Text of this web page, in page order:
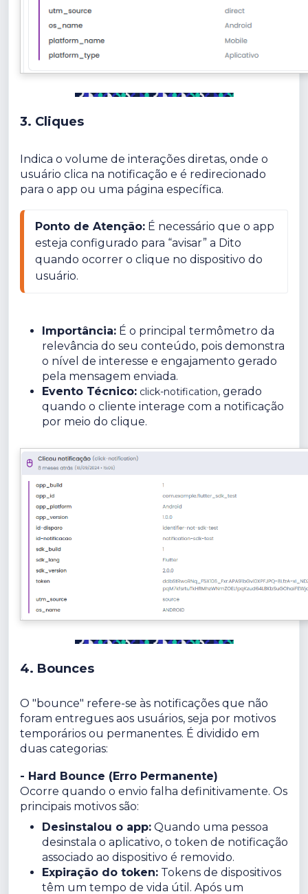
3. Cliques
Indica o volume de interações diretas, onde o
usuário clica na notificação e é redirecionado
para o app ou uma página específica.
Ponto de Atenção: É necessário que o app
esteja configurado para “avisar” a Dito
quando ocorrer o clique no dispositivo do
usuário.
Importância: É o principal termômetro da
relevância do seu conteúdo, pois demonstra
o nível de interesse e engajamento gerado
pela mensagem enviada.
Evento Técnico: click-notification, gerado
quando o cliente interage com a notificação
por meio do clique.
4. Bounces
O "bounce" refere-se às notificações que não
foram entregues aos usuários, seja por motivos
temporários ou permanentes. É dividido em
duas categorias:
- Hard Bounce (Erro Permanente)
Ocorre quando o envio falha definitivamente. Os
principais motivos são:
Desinstalou o app: Quando uma pessoa
desinstala o aplicativo, o token de notificação
associado ao dispositivo é removido.
Expiração do token: Tokens de dispositivos
têm um tempo de vida útil. Após um